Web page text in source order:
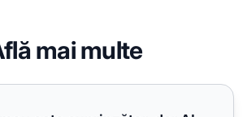
mai multe
cuprinzător, dar AI nu îl citează